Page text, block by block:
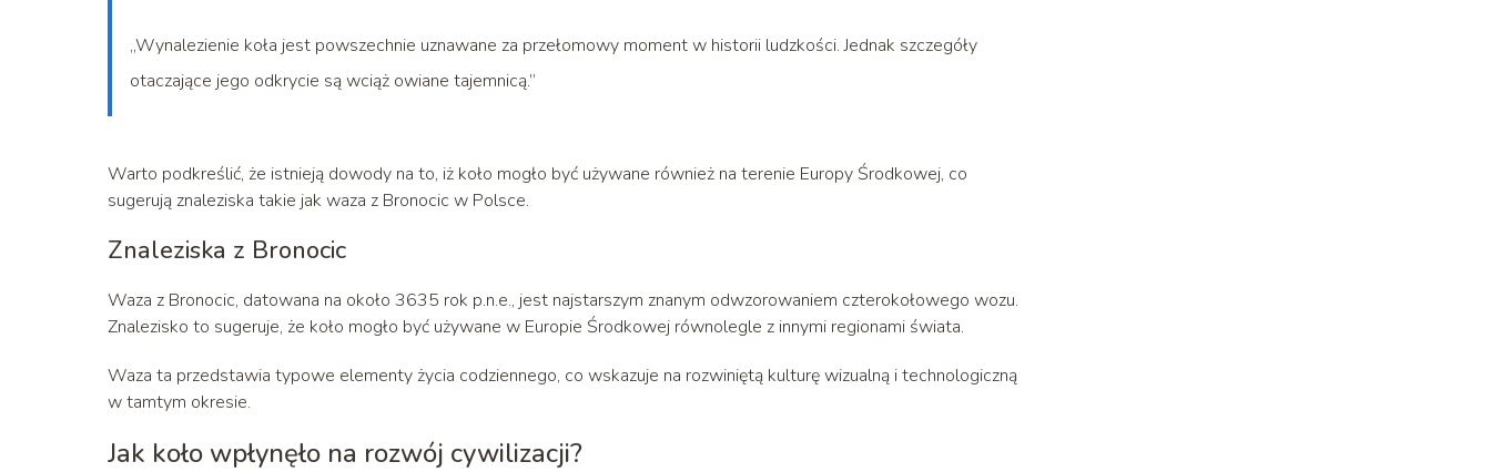
„Wynalezienie koła jest powszechnie uznawane za przełomowy moment w historii ludzkości. Jednak szczegóły
otaczające jego odkrycie są wciąż owiane tajemnicą.”
Warto podkreślić, że istnieją dowody na to, iż koło mogło być używane również na terenie Europy Środkowej, co
sugerują znaleziska takie jak waza z Bronocic w Polsce.
Znaleziska z Bronocic
Waza z Bronocic, datowana na około 3635 rok p.n.e., jest najstarszym znanym odwzorowaniem czterokołowego wozu.
Znalezisko to sugeruje, że koło mogło być używane w Europie Środkowej równolegle z innymi regionami świata.
Waza ta przedstawia typowe elementy życia codziennego, co wskazuje na rozwiniętą kulturę wizualną i technologiczną
w tamtym okresie.
Jak koło wpłynęło na rozwój cywilizacji?